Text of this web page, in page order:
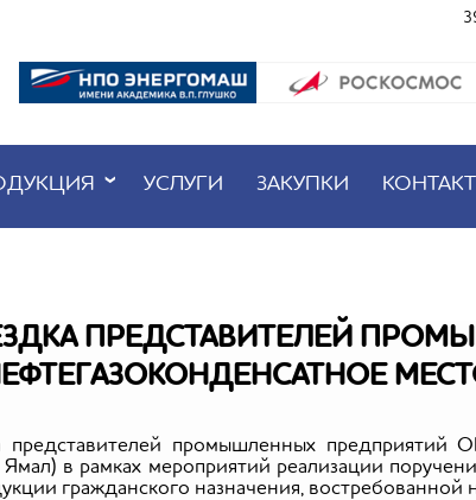
УСЛУГИ ЗАКУПКИ
ПРЕДСТАВИТЕЛЕЙ
промышленных предприятий
в рамках мероприятий реализации
гражданского назначения, востребованной